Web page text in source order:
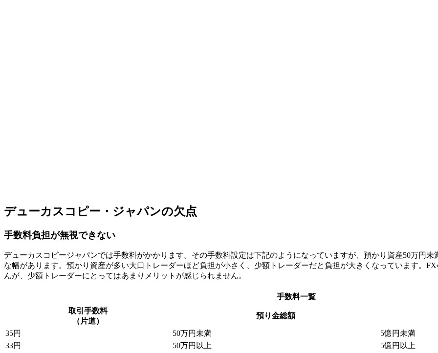
デューカスコピー・ジャパンの欠点
手数料負担が無視できない
デューカスコピージャパンでは手数料がかかります。その手数料設定は下記のようになっていますが、預かり資産50万円
な幅があります。預かり資産が多い大口トレーダーほど負担が小さく、少額トレーダーだと負担が大きくなっています。
んが、少額トレーダーにとってはあまりメリットが感じられません。
手数料一覧
取引手数料
（片道）
預り金総額
35円 50万円未満
5億円未満
33円
50万円以上
5億円以上